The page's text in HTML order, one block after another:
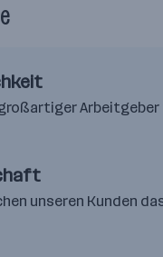
großartiger
unseren Kunden